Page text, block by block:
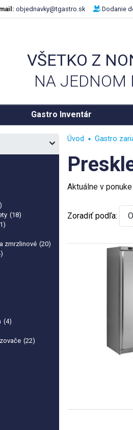
objednavky@tgastro.sk Dodanie
VŠETKO Z
NA JEDNOM
Gastro Inventár
(18)
zmrzlinové (20)
(4)
(22)
Úvod Gastro
Aktuálne v ponuke
Zoradiť podľa: